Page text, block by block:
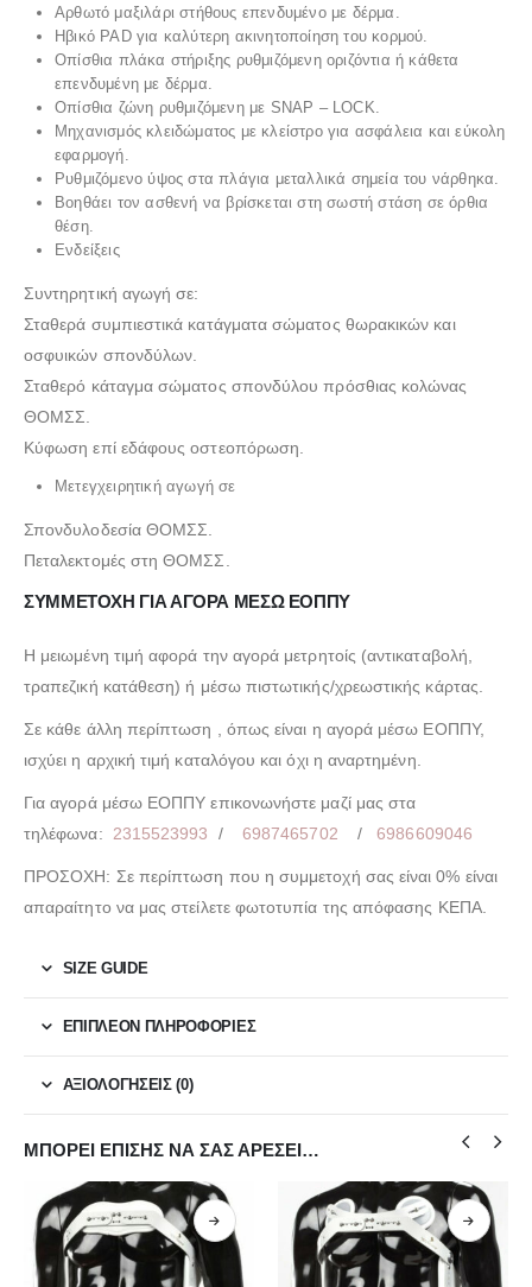
Αρθωτό μαξιλάρι στήθους επενδυμένο με δέρμα.
Ηβικό PAD για καλύτερη ακινητοποίηση του κορμού.
Οπίσθια πλάκα στήριξης ρυθμιζόμενη οριζόντια ή κάθετα
επενδυμένη με δέρμα.
Οπίσθια ζώνη ρυθμιζόμενη με SNAP – LOCK.
Μηχανισμός κλειδώματος με κλείστρο για ασφάλεια και εύκολη
εφαρμογή.
Ρυθμιζόμενο ύψος στα πλάγια μεταλλικά σημεία του νάρθηκα.
Βοηθάει τον ασθενή να βρίσκεται στη σωστή στάση σε όρθια
θέση.
Ενδείξεις
Συντηρητική αγωγή σε:
Σταθερά συμπιεστικά κατάγματα σώματος θωρακικών και
οσφυικών σπονδύλων.
Σταθερό κάταγμα σώματος σπονδύλου πρόσθιας κολώνας
ΘΟΜΣΣ.
Κύφωση επί εδάφους οστεοπόρωση.
Μετεγχειρητική αγωγή σε
Σπονδυλοδεσία ΘΟΜΣΣ.
Πεταλεκτομές στη ΘΟΜΣΣ.
ΣΥΜΜΕΤΟΧΗ ΓΙΑ ΑΓΟΡΑ ΜΕΣΩ ΕΟΠΠΥ
Η μειωμένη τιμή αφορά την αγορά μετρητοίς (αντικαταβολή,
τραπεζική κατάθεση) ή μέσω πιστωτικής/χρεωστικής κάρτας.
Σε κάθε άλλη περίπτωση , όπως είναι η αγορά μέσω ΕΟΠΠΥ,
ισχύει η αρχική τιμή καταλόγου και όχι η αναρτημένη.
Για αγορά μέσω ΕΟΠΠΥ επικονωνήστε μαζί μας στα
τηλέφωνα: 2315523993 / 6987465702 /6986609046
ΠΡΟΣΟΧΗ: Σε περίπτωση που η συμμετοχή σας είναι 0% είναι
απαραίτητο να μας στείλετε φωτοτυπία της απόφασης ΚΕΠΑ.
SIZE GUIDE
ΕΠΙΠΛΈΟΝ ΠΛΗΡΟΦΟΡΊΕΣ
ΑΞΙΟΛΟΓΉΣΕΙΣ (0)
ΜΠΟΡΕΊ ΕΠΊΣΗΣ ΝΑ ΣΑΣ ΑΡΈΣΕΙ…